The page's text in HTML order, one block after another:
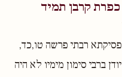
קרבן תמיד
רבתי פרשה טו,כד,
ברבי סימון מימיו לא היה